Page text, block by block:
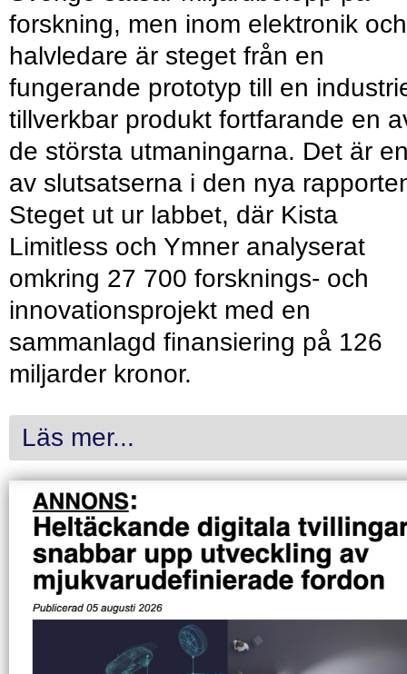
forskning, men inom elektronik och
halvledare är steget från en
fungerande prototyp till en
tillverkbar produkt fortfarande en
de största utmaningarna. Det är
av slutsatserna i den nya
Steget ut ur labbet, där Kista
Limitless och Ymner analyserat
omkring 27 700 forsknings- och
innovationsprojekt med en
sammanlagd finansiering på 126
miljarder kronor.
Läs mer...